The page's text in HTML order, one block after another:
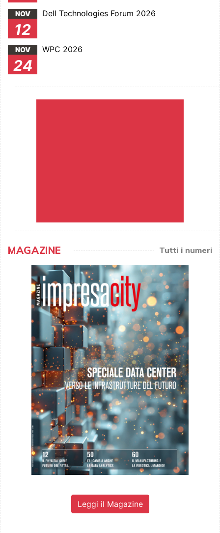
NOV
12
Dell Technologies Forum 2026
NOV
24
WPC 2026
MAGAZINE Tutti i numeri
Leggi il Magazine